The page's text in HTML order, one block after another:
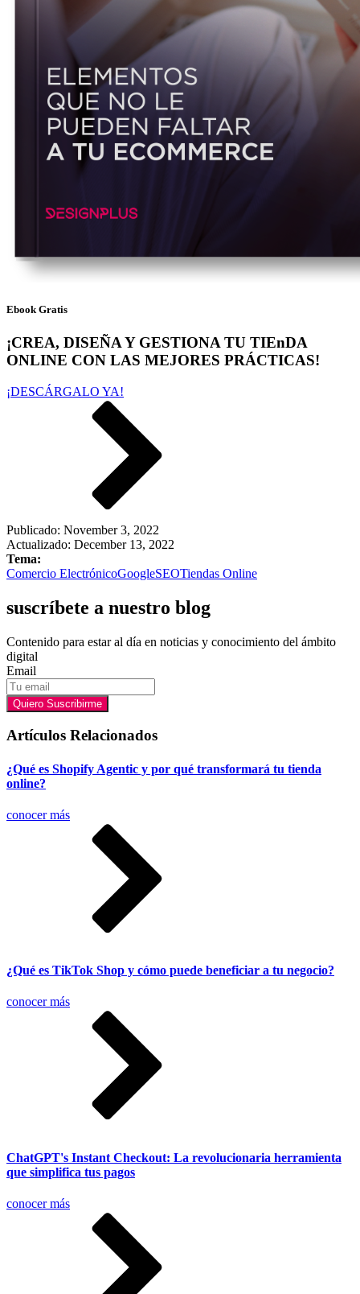
Ebook Gratis
¡CREA, DISEÑA Y GESTIONA TU TIEnDA
ONLINE CON LAS MEJORES PRÁCTICAS!
¡DESCÁRGALO YA!
Publicado: November 3, 2022
Actualizado: December 13, 2022
Tema:
Comercio ElectrónicoGoogleSEOTiendas Online
suscríbete a nuestro blog
Contenido para estar al día en noticias y conocimiento del ámbito
digital
Email
Quiero Suscribirme
Artículos Relacionados
¿Qué es Shopify Agentic y por qué transformará tu tienda
online?
conocer más
¿Qué es TikTok Shop y cómo puede beneficiar a tu negocio?
conocer más
ChatGPT's Instant Checkout: La revolucionaria herramienta
que simplifica tus pagos
conocer más